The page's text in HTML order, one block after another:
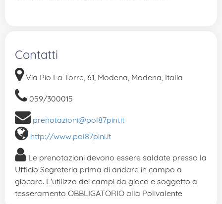
Contatti
Via Pio La Torre, 61, Modena, Modena, Italia
059/300015
prenotazioni@pol87pini.it
http://www.pol87pini.it
Le prenotazioni devono essere saldate presso la
Ufficio Segreteria prima di andare in campo a
giocare. L'utilizzo dei campi da gioco e soggetto a
tesseramento OBBLIGATORIO alla Polivalente